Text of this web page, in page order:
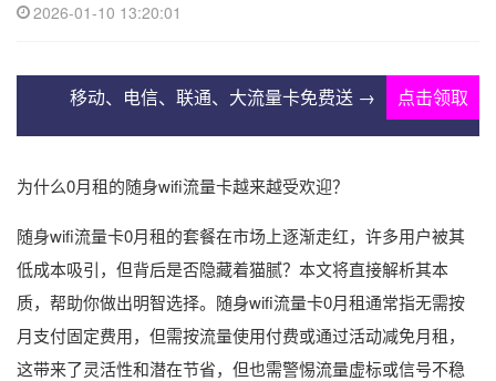
2026-01-10 13:20:01
移动、电信、联通、大流量卡免费送 → 点击领取
为什么0月租的随身wifi流量卡越来越受欢迎？
随身wifi流量卡0月租的套餐在市场上逐渐走红，许多用户被其
低成本吸引，但背后是否隐藏着猫腻？本文将直接解析其本
质，帮助你做出明智选择。随身wifi流量卡0月租通常指无需按
月支付固定费用，但需按流量使用付费或通过活动减免月租，
这带来了灵活性和潜在节省，但也需警惕流量虚标或信号不稳